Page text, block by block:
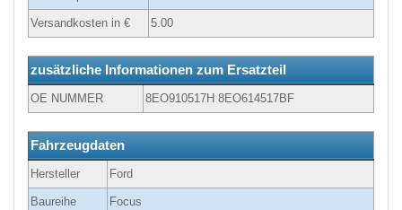
Versandkosten in € 5.00
zusätzliche Informationen zum Ersatzteil
OE NUMMER 8EO910517H 8EO614517BF
Fahrzeugdaten
Hersteller Ford
Baureihe Focus